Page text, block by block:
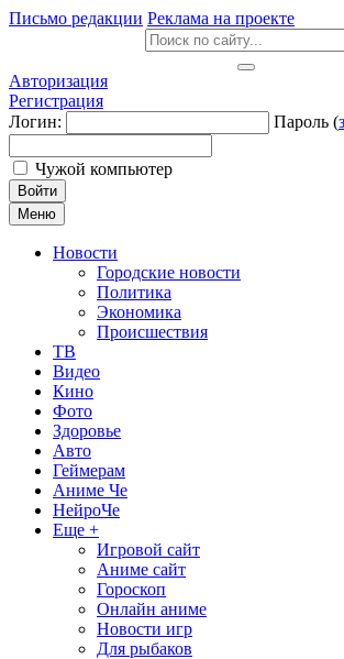
Письмо редакции Реклама на проекте
Авторизация
Регистрация
Логин:
Пароль (
Чужой компьютер
Войти
Меню
Новости
Городские новости
Политика
Экономика
Происшествия
ТВ
Видео
Кино
Фото
Здоровье
Авто
Геймерам
Аниме Че
НейроЧе
Еще +
Игровой сайт
Аниме сайт
Гороскоп
Онлайн аниме
Новости игр
Для рыбаков